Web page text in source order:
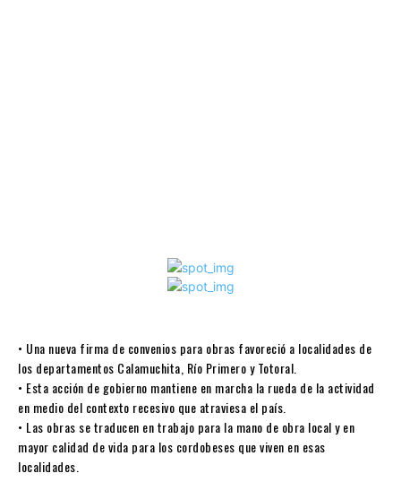
• Una nueva firma de convenios para obras favoreció a localidades de
los departamentos Calamuchita, Río Primero y Totoral.
• Esta acción de gobierno mantiene en marcha la rueda de la actividad
en medio del contexto recesivo que atraviesa el país.
• Las obras se traducen en trabajo para la mano de obra local y en
mayor calidad de vida para los cordobeses que viven en esas
localidades.